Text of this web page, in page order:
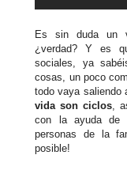
Es sin duda un
¿verdad? Y es
sociales, ya
cosas, un poco
todo vaya saliendo
vida son ciclos,
con la ayuda de
personas de la
posible!